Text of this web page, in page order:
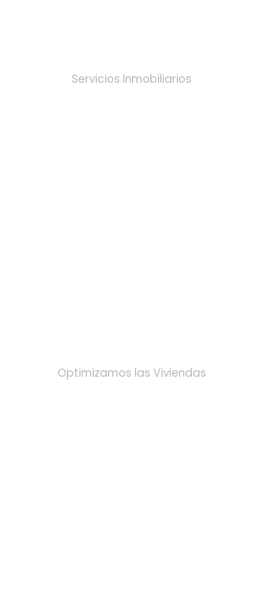
Servicios Inmobiliarios
Optimizamos las Viviendas